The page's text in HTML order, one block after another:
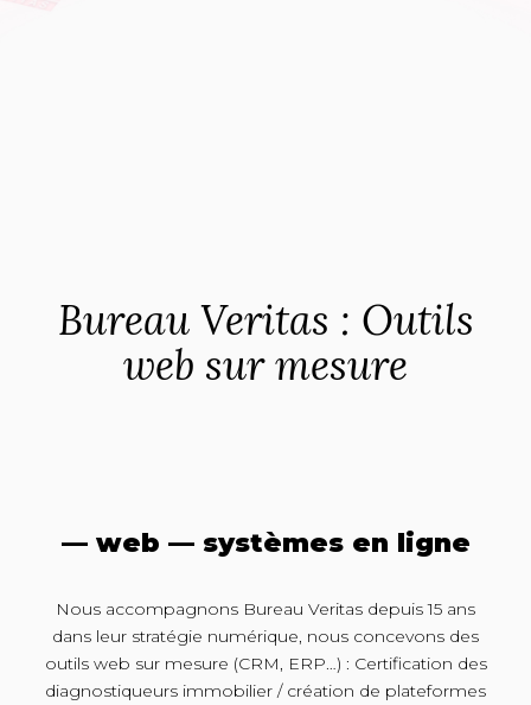
Bureau Veritas : Outils
web sur mesure
— web — systèmes en ligne
Nous accompagnons Bureau Veritas depuis 15 ans
dans leur stratégie numérique, nous concevons des
outils web sur mesure (CRM, ERP…) : Certification des
diagnostiqueurs immobilier / création de plateformes